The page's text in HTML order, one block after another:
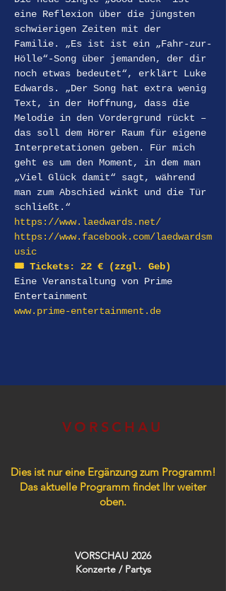
eine Reflexion über die jüngsten
schwierigen Zeiten mit der
Familie. „Es ist ist ein „Fahr-zur-
Hölle“-Song über jemanden, der dir
noch etwas bedeutet“, erklärt Luke
Edwards. „Der Song hat extra wenig
Text, in der Hoffnung, dass die
Melodie in den Vordergrund rückt –
das soll dem Hörer Raum für eigene
Interpretationen geben. Für mich
geht es um den Moment, in dem man
„Viel Glück damit“ sagt, während
man zum Abschied winkt und die Tür
schließt.“
https://www.laedwards.net/
https://www.facebook.com/laedwardsm
usic
🎟️ Tickets: 22 € (zzgl. Geb)
Eine Veranstaltung von Prime
Entertainment
www.prime-entertainment.de
VORSCHAU
Dies ist nur eine Ergänzung zum Programm!
Das aktuelle Programm findet Ihr weiter
oben.
VORSCHAU 2026
Konzerte / Partys​